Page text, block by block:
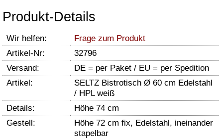
Produkt-Details
Wir helfen:
Frage zum Produkt
Artikel-Nr:
32796
Versand:
DE = per Paket / EU = per Spedition
Artikel:
SELTZ Bistrotisch Ø 60 cm Edelstahl
/ HPL weiß
Details:
Höhe 74 cm
Gestell:
Höhe 72 cm fix, Edelstahl, ineinander
stapelbar